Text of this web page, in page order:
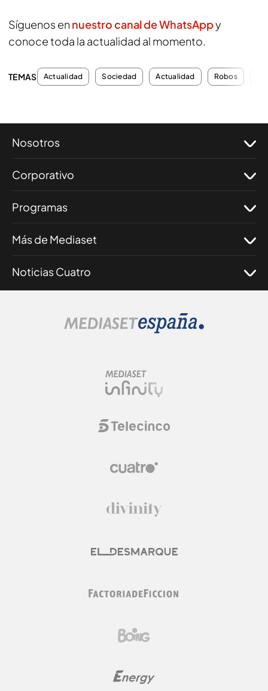
Síguenos en nuestro canal de WhatsAppy
conoce toda la actualidad al momento.
TEMAS Actualidad Sociedad Actualidad Robos
Nosotros
Corporativo
Programas
Más de Mediaset
Noticias Cuatro